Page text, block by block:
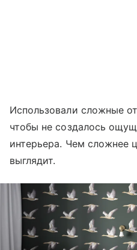
Использовали сложные
чтобы не создалось
интерьера. Чем сложнее
выглядит.